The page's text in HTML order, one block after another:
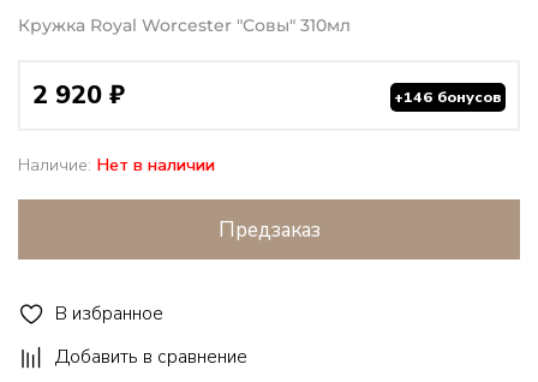
Наличие: Нет в наличии
Кружка Royal Worcester "Совы" 310мл
2 920 ₽ +146 бонусов
Предзаказ
В избранное
Добавить в сравнение